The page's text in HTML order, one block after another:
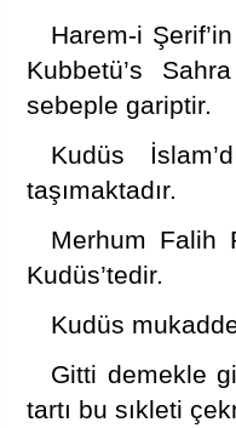
Harem-i
Kubbetü’s
sebeple gariptir.
Kudüs
taşımaktadır.
Merhum Falih
Kudüs’tedir.
Kudüs
Gitti demekle
tartı bu sıkleti